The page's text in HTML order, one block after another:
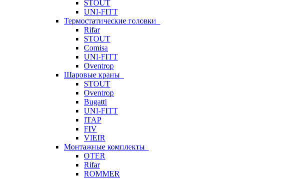
STOUT
UNI-FITT
Термостатические головки
Rifar
STOUT
Comisa
UNI-FITT
Oventrop
Шаровые краны
STOUT
Oventrop
Bugatti
UNI-FITT
ITAP
FIV
VIEIR
Монтажные комплекты
OTER
Rifar
ROMMER